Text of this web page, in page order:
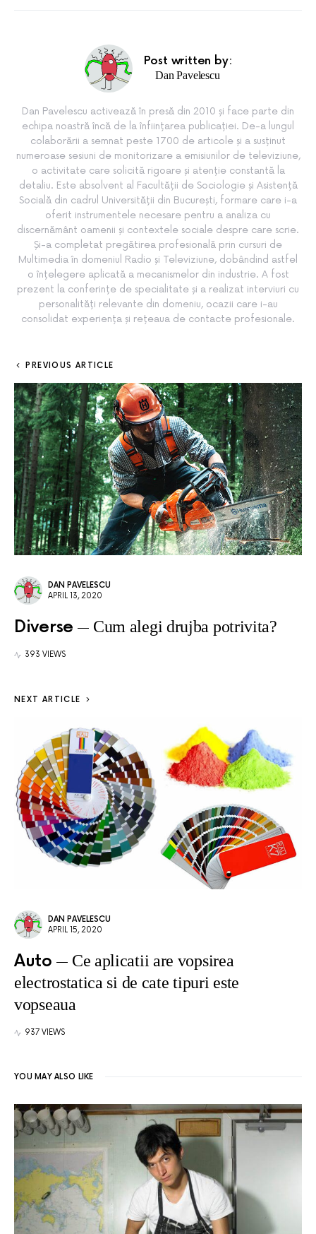
Post written by:
Dan Pavelescu
Dan Pavelescu activează în presă din 2010 și face parte din
echipa noastră încă de la înființarea publicației. De-a lungul
colaborării a semnat peste 1700 de articole și a susținut
numeroase sesiuni de monitorizare a emisiunilor de televiziune,
o activitate care solicită rigoare și atenție constantă la
detaliu. Este absolvent al Facultății de Sociologie și Asistență
Socială din cadrul Universității din București, formare care i-a
oferit instrumentele necesare pentru a analiza cu
discernământ oamenii și contextele sociale despre care scrie.
Și-a completat pregătirea profesională prin cursuri de
Multimedia în domeniul Radio și Televiziune, dobândind astfel
o înțelegere aplicată a mecanismelor din industrie. A fost
prezent la conferințe de specialitate și a realizat interviuri cu
personalități relevante din domeniu, ocazii care i-au
consolidat experiența și rețeaua de contacte profesionale.
PREVIOUS ARTICLE
DAN PAVELESCU
APRIL 13, 2020
Diverse Cum alegi drujba potrivita?
393 VIEWS
NEXT ARTICLE
DAN PAVELESCU
APRIL 15, 2020
Auto
Ce aplicatii are vopsirea
electrostatica si de cate tipuri este
vopseaua
937 VIEWS
YOU MAY ALSO LIKE